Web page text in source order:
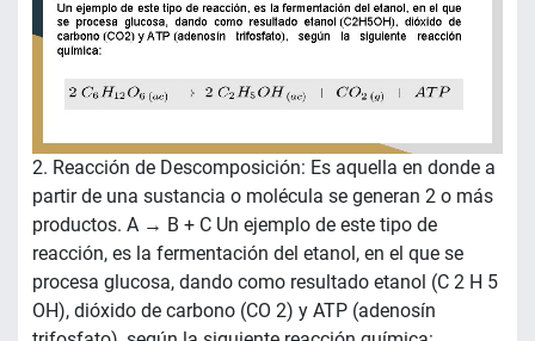
2. Reacción de Descomposición: Es aquella en donde a
partir de una sustancia o molécula se generan 2 o más
productos. A → B + C Un ejemplo de este tipo de
reacción, es la fermentación del etanol, en el que se
procesa glucosa, dando como resultado etanol (C 2 H 5
OH), dióxido de carbono (CO 2) y ATP (adenosín